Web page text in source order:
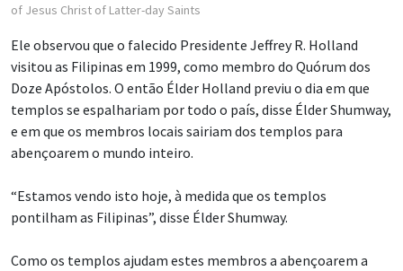
of Jesus Christ of Latter-day Saints
Ele observou que o falecido Presidente Jeffrey R. Holland
visitou as Filipinas em 1999, como membro do Quórum dos
Doze Apóstolos. O então Élder Holland previu o dia em que
templos se espalhariam por todo o país, disse Élder Shumway,
e em que os membros locais sairiam dos templos para
abençoarem o mundo inteiro.
“Estamos vendo isto hoje, à medida que os templos
pontilham as Filipinas”, disse Élder Shumway.
Como os templos ajudam estes membros a abençoarem a